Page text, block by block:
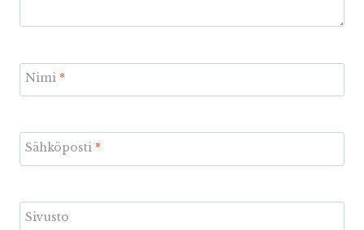
Nimi *
Sähköposti *
Sivusto